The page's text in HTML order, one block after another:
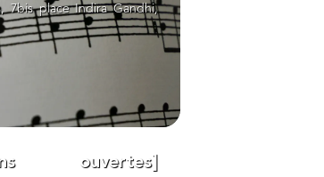
7bis place Indira Gandhi,
ouvertes]